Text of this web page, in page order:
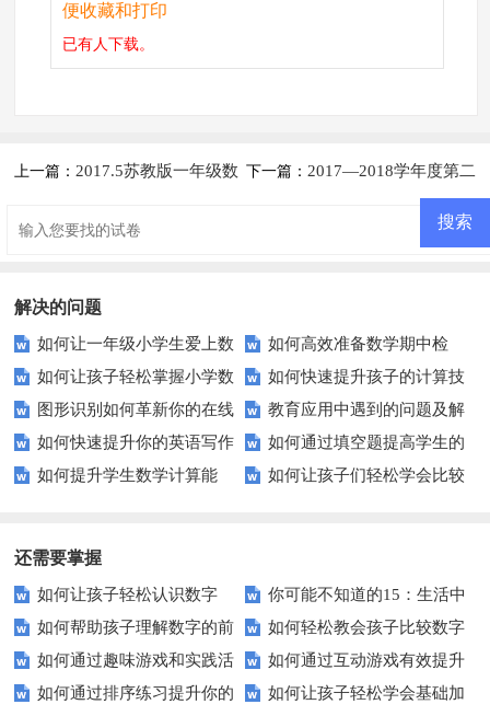
便收藏和打印
已有人下载。
上一篇： 2017.5苏教版一年级数 下一篇： 2017—2018学年度第二
解决的问题
如何让一年级小学生爱上数
学？家长和老师必看的妙招！
如何高效准备数学期中检
测？这些备考策略助你一臂之
力！
如何让孩子轻松掌握小学数
学的基本概念？
如何快速提升孩子的计算技
能？这里有5个实用建议！
图形识别如何革新你的在线
课堂？
教育应用中遇到的问题及解
决策略？
如何快速提升你的英语写作
技能？
如何通过填空题提高学生的
参与度？
如何提升学生数学计算能
如何让孩子们轻松学会比较
还需要掌握
如何让孩子轻松认识数字
15？这些方法太实用了！
你可能不知道的15：生活中
隐藏的数学秘密？
如何帮助孩子理解数字的前
后顺序？
如何轻松教会孩子比较数字
大小？这些建议或许有帮助！
如何通过趣味游戏和实践活
动让孩子轻松掌握数字顺序？
如何通过互动游戏有效提升
孩子的数字识别能力？
如何通过排序练习提升你的
如何让孩子轻松学会基础加